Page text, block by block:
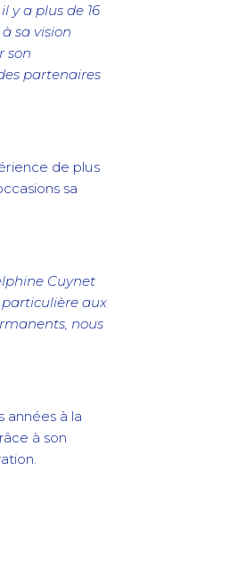
y a plus de 16
sa vision
son
partenaires
de plus
sa
Cuynet
aux
nous
années à la
à son